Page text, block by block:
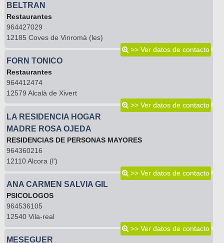
BELTRAN
Restaurantes
964427029
12185 Coves de Vinromà (les)
>> Ver datos de contacto
FORN TONICO
Restaurantes
964412474
12579 Alcalà de Xivert
>> Ver datos de contacto
LA RESIDENCIA HOGAR
MADRE ROSA OJEDA
RESIDENCIAS DE PERSONAS MAYORES
964360216
12110 Alcora (l')
>> Ver datos de contacto
ANA CARMEN SALVIA GIL
PSICOLOGOS
964536105
12540 Vila-real
>> Ver datos de contacto
MESEGUER